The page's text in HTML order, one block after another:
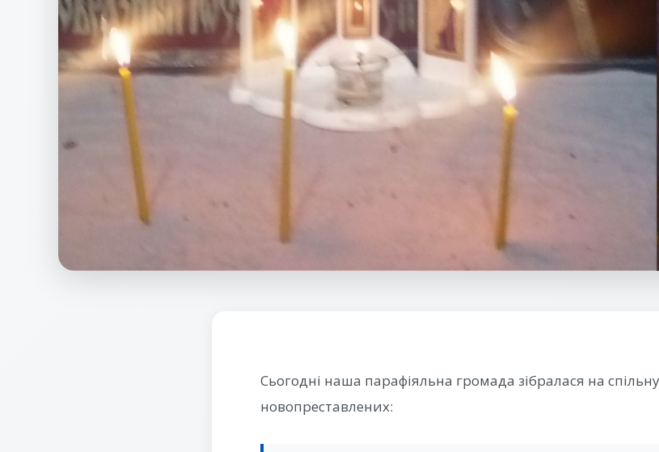
Сьогодні наша парафіяльна громада зібралася на
новопреставлених: